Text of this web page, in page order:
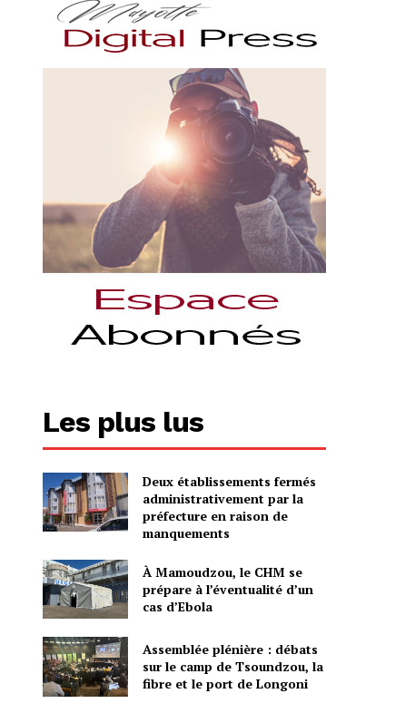
Les plus lus
Deux établissements fermés
administrativement par la
préfecture en raison de
manquements
À Mamoudzou, le CHM se
prépare à l’éventualité d’un
cas d’Ebola
Assemblée plénière : débats
sur le camp de Tsoundzou, la
fibre et le port de Longoni